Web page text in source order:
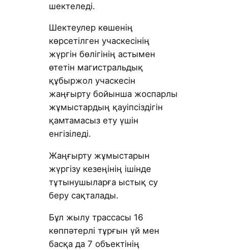
шектеледі.
Шектеулер көшенің
көрсетілген учаскесінің
жүргін бөлігінің астымен
өтетін магистральдық
құбыржол учаскесін
жаңғырту бойынша жоспарлы
жұмыстардың қауіпсіздігін
қамтамасыз ету үшін
енгізіледі.
Жаңғырту жұмыстарын
жүргізу кезеңінің ішінде
тұтынушыларға ыстық су
беру сақталады.
Бұл жылу трассасы 16
көппәтерлі тұрғын үй мен
басқа да 7 объектінің